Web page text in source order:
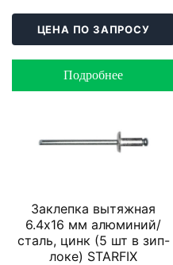
ЦЕНА ПО ЗАПРОСУ
Подробнее
Заклепка вытяжная
6.4х16 мм алюминий/
сталь, цинк (5 шт в зип-
локе) STARFIX